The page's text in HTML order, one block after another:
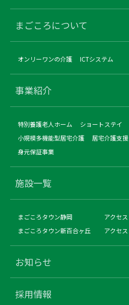
まごころについて
オンリーワンの介護 ICTシステム
事業紹介
特別養護老人ホーム ショートステイ
小規模多機能型居宅介護
居宅介護支援
身元保証事業
施設一覧
まごころタウン静岡
アクセス
まごころタウン新百合ヶ丘
アクセス
お知らせ
採用情報